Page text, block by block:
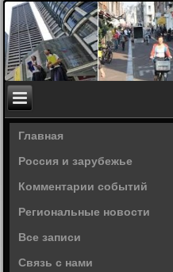
Главная
Россия и зарубежье
Комментарии событий
Региональные новости
Все записи
Связь с нами